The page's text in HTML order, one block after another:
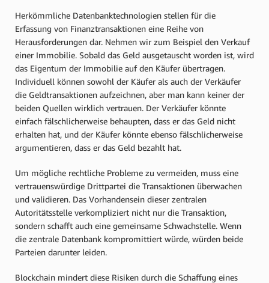
Herkömmliche Datenbanktechnologien stellen für die
Erfassung von Finanztransaktionen eine Reihe von
Herausforderungen dar. Nehmen wir zum Beispiel den Verkauf
einer Immobilie. Sobald das Geld ausgetauscht worden ist, wird
das Eigentum der Immobilie auf den Käufer übertragen.
Individuell können sowohl der Käufer als auch der Verkäufer
die Geldtransaktionen aufzeichnen, aber man kann keiner der
beiden Quellen wirklich vertrauen. Der Verkäufer könnte
einfach fälschlicherweise behaupten, dass er das Geld nicht
erhalten hat, und der Käufer könnte ebenso fälschlicherweise
argumentieren, dass er das Geld bezahlt hat.
Um mögliche rechtliche Probleme zu vermeiden, muss eine
vertrauenswürdige Drittpartei die Transaktionen überwachen
und validieren. Das Vorhandensein dieser zentralen
Autoritätsstelle verkompliziert nicht nur die Transaktion,
sondern schafft auch eine gemeinsame Schwachstelle. Wenn
die zentrale Datenbank kompromittiert würde, würden beide
Parteien darunter leiden.
Blockchain mindert diese Risiken durch die Schaffung eines